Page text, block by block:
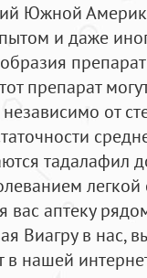
Южной
и даже
препарат
от
тадалафил
вас аптеку
Виагру в нас,
нашей